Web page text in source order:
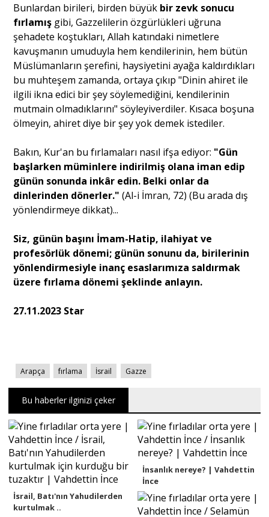
Bunlardan birileri, birden büyük bir zevk sonucu
fırlamış gibi, Gazzelilerin özgürlükleri uğruna
şehadete koştukları, Allah katındaki nimetlere
kavuşmanın umuduyla hem kendilerinin, hem bütün
Müslümanların şerefini, haysiyetini ayağa kaldırdıkları
bu muhteşem zamanda, ortaya çıkıp "Dinin ahiret ile
ilgili ikna edici bir şey söylemediğini, kendilerinin
mutmain olmadıklarını" söyleyiverdiler. Kısaca boşuna
ölmeyin, ahiret diye bir şey yok demek istediler.
Bakın, Kur'an bu fırlamaları nasıl ifşa ediyor: "Gün
başlarken müminlere indirilmiş olana iman edip
günün sonunda inkâr edin. Belki onlar da
dinlerinden dönerler." (Al-i İmran, 72) (Bu arada dış
yönlendirmeye dikkat)...
Siz, günün başını İmam-Hatip, ilahiyat ve
profesörlük dönemi; günün sonunu da, birilerinin
yönlendirmesiyle inanç esaslarımıza saldırmak
üzere fırlama dönemi şeklinde anlayın.
27.11.2023 Star
Arapça fırlama İsrail Gazze
Bu haberler ilginizi çeker
İsrail, Batı'nın Yahudilerden
kurtulmak ..
İnsanlık nereye? | Vahdettin
İnce